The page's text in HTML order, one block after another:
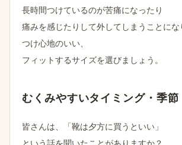
長時間つけているのが​苦痛に​なったり
痛みを​感じたりして​外してしまうことにな
つけ心地の​いい、
フィットする​サイズを​選びましょう。
むく​みやすい​タイミング・季節
皆さんは、​「靴は​夕方に​買うと​いい」
と​いう​話を​聞いた​ことがありますか？